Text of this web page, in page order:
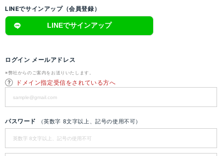
LINEでサインアップ（会員登録）
LINEでサインアップ
ログイン メールアドレス
※弊社からのご案内をお送りいたします。
ドメイン指定受信をされている方へ
パスワード （英数字 8文字以上、記号の使用不可）